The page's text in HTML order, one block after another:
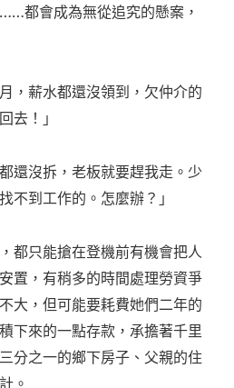
都會成為無從追究的懸案，
，薪水都還沒領到，欠仲介的
去！」
還沒拆，老板就要趕我走。少
不到工作的。怎麼辦？」
都只能搶在登機前有機會把人
置，有稍多的時間處理勞資爭
大，但可能要耗費她們二年的
下來的一點存款，承擔著千里
分之一的鄉下房子、父親的住
。